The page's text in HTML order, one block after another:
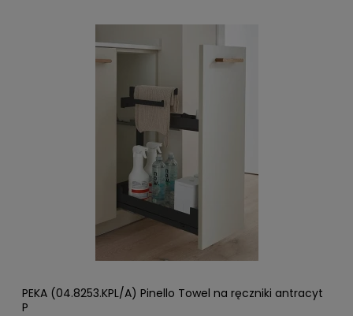
PEKA (04.8253.KPL/A) Pinello Towel na ręczniki antracyt
P